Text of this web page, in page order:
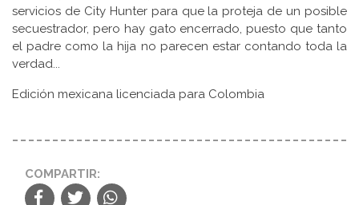
servicios de City Hunter para que la proteja de un posible
secuestrador, pero hay gato encerrado, puesto que tanto
el padre como la hija no parecen estar contando toda la
verdad...
Edición mexicana licenciada para Colombia
COMPARTIR: